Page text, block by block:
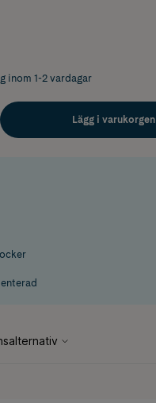
inom 1-2 vardagar
Lägg i varukorgen